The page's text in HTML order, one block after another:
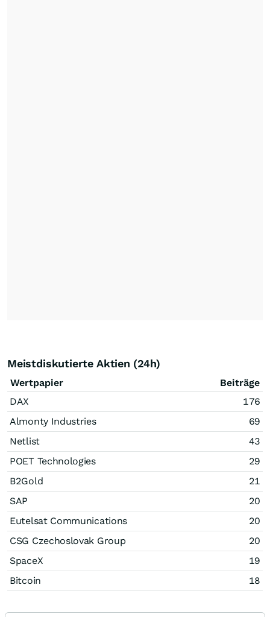
Meistdiskutierte Aktien (24h)
Wertpapier
Beiträge
DAX
176
Almonty Industries
69
Netlist
43
POET Technologies
29
B2Gold
21
SAP
20
Eutelsat Communications
20
CSG Czechoslovak Group
20
SpaceX
19
Bitcoin
18